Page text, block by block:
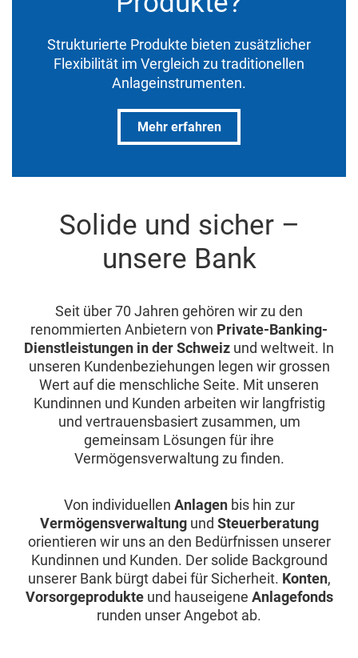
Strukturierte Produkte bieten zusätzlicher
Flexibilität im Vergleich zu traditionellen
Anlageinstrumenten.
Mehr erfahren
Solide und sicher –
unsere Bank
Seit über 70 Jahren gehören wir zu den
renommierten Anbietern von Private-Banking-
Dienstleistungen in der Schweiz und weltweit. In
unseren Kundenbeziehungen legen wir grossen
Wert auf die menschliche Seite. Mit unseren
Kundinnen und Kunden arbeiten wir langfristig
und vertrauensbasiert zusammen, um
gemeinsam Lösungen für ihre
Vermögensverwaltung zu finden.
Von individuellen Anlagenbis hin zur
Vermögensverwaltungund Steuerberatung
orientieren wir uns an den Bedürfnissen unserer
Kundinnen und Kunden. Der solide Background
unserer Bank bürgt dabei für Sicherheit. Konten,
Vorsorgeprodukteund hauseigene Anlagefonds
runden unser Angebot ab.